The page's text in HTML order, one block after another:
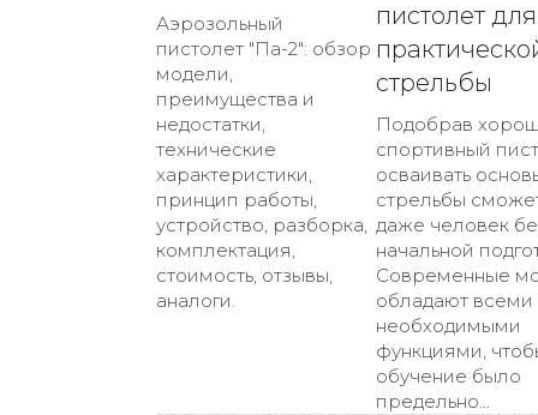
Аэрозольный
пистолет "Па-2": обзор
модели,
преимущества и
недостатки,
технические
характеристики,
принцип работы,
устройство, разборка,
комплектация,
стоимость, отзывы,
аналоги.
пистолет для
стрельбы
Подобрав
спортивный
осваивать
стрельбы
даже человек
начальной
Современные
обладают всеми
необходимыми
функциями,
обучение было
предельно...